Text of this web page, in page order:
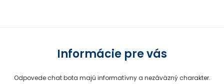
Informácie pre vás
Odpovede chat bota majú informatívny a nezáväzný charakter.